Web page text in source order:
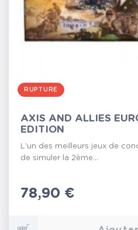
RUPTURE
AXIS AND ALLIES
EDITION
L'un des meilleurs jeux de
de simuler la 2ème...
Prix
78,90 €